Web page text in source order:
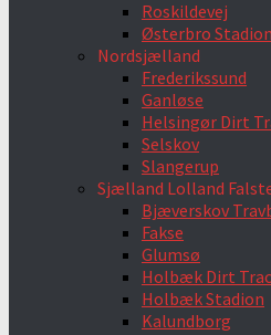
Roskildevej
Østerbro Stadion
Nordsjælland
Frederikssund
Ganløse
Helsingør Dirt
Selskov
Slangerup
Sjælland Lolland
Bjæverskov
Fakse
Glumsø
Holbæk Dirt
Holbæk Stadion
Kalundborg